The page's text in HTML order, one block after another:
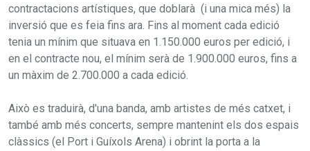
contractacions artístiques, que doblarà (i una mica més) la
inversió que es feia fins ara. Fins al moment cada edició
tenia un mínim que situava en 1.150.000 euros per edició, i
en el contracte nou, el mínim serà de 1.900.000 euros, fins a
un màxim de 2.700.000 a cada edició.
Això es traduirà, d'una banda, amb artistes de més catxet, i
també amb més concerts, sempre mantenint els dos espais
clàssics (el Port i Guíxols Arena) i obrint la porta a la